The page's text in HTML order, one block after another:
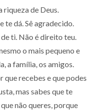
riqueza de Deus.
te dá. Sê agradecido.
ti. Não é direito teu.
o mais pequeno e
a família, os amigos.
que recebes e que podes
mas sabes que te
não queres, porque